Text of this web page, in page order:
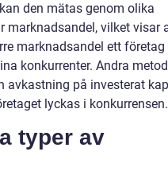
den mätas genom olika
vilket visar
marknadsandel ett företag
konkurrenter. Andra
avkastning på investerat
lyckas i konkurrensen.
typer av